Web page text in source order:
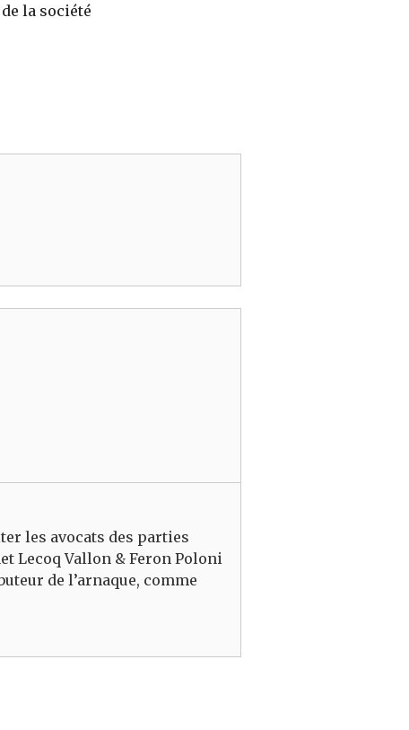
la société
les avocats des parties
Lecoq Vallon & Feron Poloni
de l’arnaque, comme